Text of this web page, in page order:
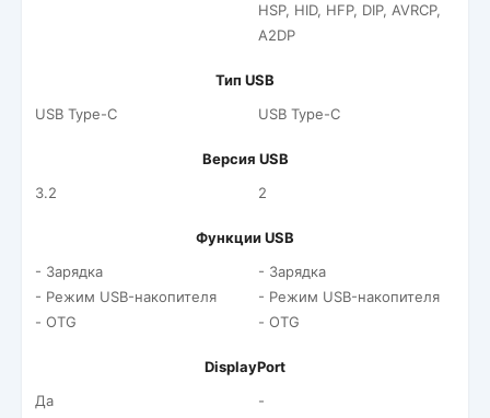
HSP, HID, HFP, DIP, AVRCP,
A2DP
Тип USB
USB Type-C
USB Type-C
Версия USB
3.2
2
Функции USB
- Зарядка
- Режим USB-накопителя
- OTG
- Зарядка
- Режим USB-накопителя
- OTG
DisplayPort
Да
-